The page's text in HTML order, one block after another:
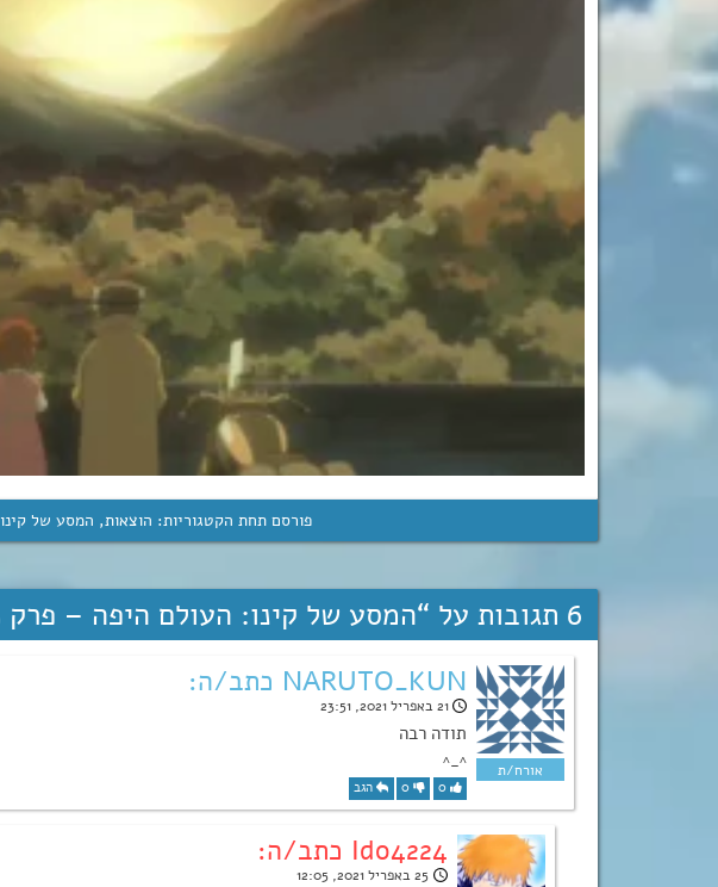
פורסם תחת הקטגוריות: הוצאות, המסע של קינו
6 תגובות על “ המסע של קינו: העולם היפה – פרק 13 ואחרון!
NARUTO_KUN כתב/ה:
21 באפריל 2021, 23:51
תודה רבה
^_^
0
0 הגב
Ido4224 כתב/ה:
25 באפריל 2021, 12:05